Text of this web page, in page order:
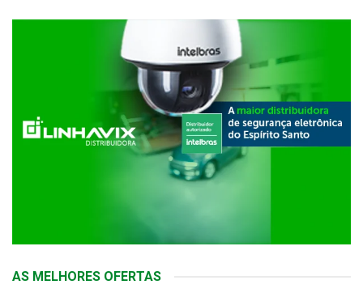
AS MELHORES OFERTAS